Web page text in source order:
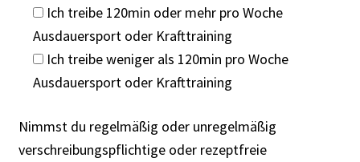
Ich treibe 120min oder mehr pro Woche
Ausdauersport oder Krafttraining
Ich treibe weniger als 120min pro Woche
Ausdauersport oder Krafttraining
Nimmst du regelmäßig oder unregelmäßig
verschreibungspflichtige oder rezeptfreie